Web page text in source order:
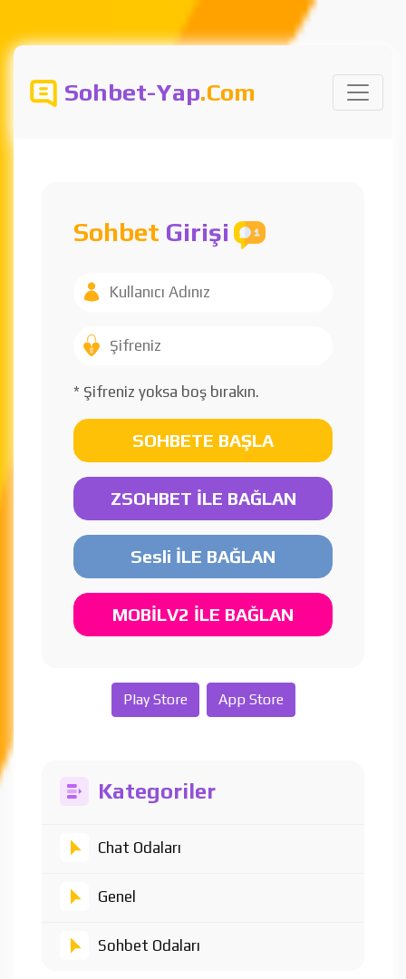
Sohbet-Yap.Com
Sohbet Girişi
* Şifreniz yoksa boş bırakın.
SOHBETE BAŞLA
ZSOHBET İLE BAĞLAN
Sesli İLE BAĞLAN
MOBİLV2 İLE BAĞLAN
Play Store App Store
Kategoriler
Chat Odaları
Genel
Sohbet Odaları